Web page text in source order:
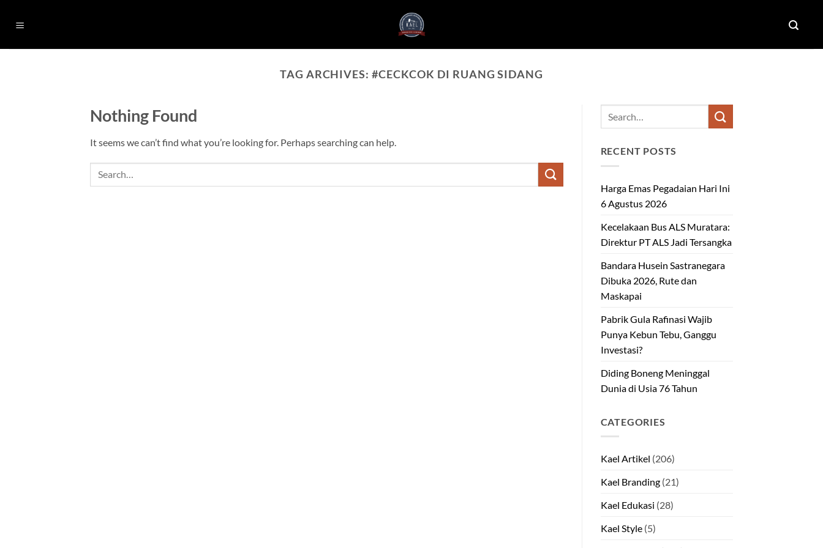
TAG ARCHIVES: #CECKCOK DI RUANG SIDANG
Nothing Found
It seems we can’t find what you’re looking for. Perhaps searching can help.
RECENT POSTS
Harga Emas Pegadaian Hari Ini
6 Agustus 2026
Kecelakaan Bus ALS Muratara:
Direktur PT ALS Jadi Tersangka
Bandara Husein Sastranegara
Dibuka 2026, Rute dan
Maskapai
Pabrik Gula Rafinasi Wajib
Punya Kebun Tebu, Ganggu
Investasi?
Diding Boneng Meninggal
Dunia di Usia 76 Tahun
CATEGORIES
Kael Artikel (206)
Kael Branding(21)
Kael Edukasi (28)
Kael Style(5)